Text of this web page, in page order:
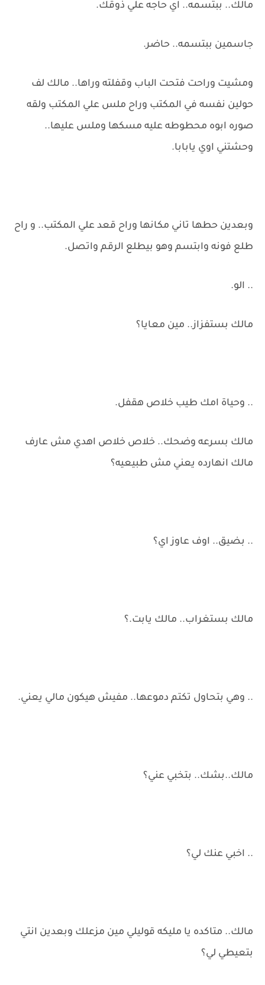
مالك.. ببتسمه.. اي حاجه علي ذوقك.
جاسمين ببتسمه.. حاضر.
ومشيت وراحت فتحت الباب وقفلته وراها.. مالك لف
حولين نفسه في المكتب وراح ملس علي المكتب ولقه
صوره ابوه محطوطه عليه مسكها وملس عليها..
وحشتني اوي يابابا.
وبعدين حطها تاني مكانها وراح قعد علي المكتب.. و راح
طلع فونه وابتسم وهو بيطلع الرقم واتصل.
.. الو.
مالك بستفزاز.. مين معايا؟
.. وحياة امك طيب خلاص هقفل.
مالك بسرعه وضحك.. خلاص خلاص اهدي مش عارف
مالك انهارده يعني مش طبيعيه؟
.. بضيق.. اوف عاوز اي؟
مالك بستغراب.. مالك يابت.؟
.. وهي بتحاول تكتم دموعها.. مفيش هيكون مالي يعني.
مالك..بشك.. بتخبي عني؟
.. اخبي عنك لي؟
مالك.. متاكده يا مليكه قوليلي مين مزعلك وبعدين انتي
بتعيطي لي؟